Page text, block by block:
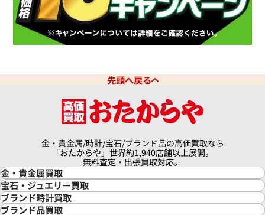
先頭へ戻る
金・貴金属/時計/宝石/ブランド品の高価買取なら
「おたからや」世界約1,940店舗以上展開。
無料査定・出張買取対応。
金・貴金属買取
金買取
金の相場価格情報
金の参考買取価格一覧
宝石・ジュエリー買取
宝石・ジュエリー買取
ダイヤモンド買取
ブランド時計買取
時計買取
ブランド品買取